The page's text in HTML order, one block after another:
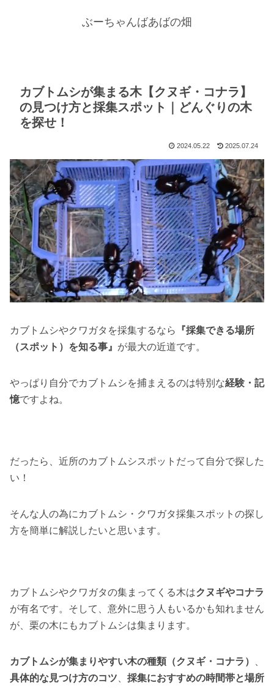
ぶーちゃんばあばの畑
カブトムシが集まる木【クヌギ・コナラ】
の見つけ方と採集スポット｜どんぐりの木
を探せ！
2024.05.22 2025.07.24
カブトムシやクワガタを採集するなら
『採集できる場所
（スポット）を知る事』 が最大の近道です。
やっぱり自分でカブトムシを捕まえるのは特別な経験・記
憶ですよね。
だったら、近所のカブトムシスポットだって自分で探した
い！
そんな人の為にカブトムシ・クワガタ採集スポットの探し
方を簡単に解説したいと思います。
カブトムシやクワガタの集まってくる木はクヌギやコナラ
が有名です。そして、意外に思う人もいるかも知れません
が、栗の木にもカブトムシは集まります。
カブトムシが集まりやすい木の種類（クヌギ・コナラ）
具体的な見つけ方のコツ
採集におすすめの時間帯と場所